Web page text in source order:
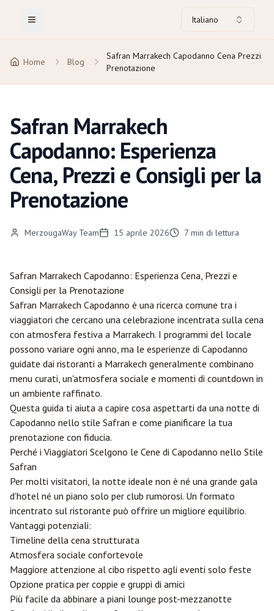
Toggle Menu Italiano
Home Blog
Safran Marrakech Capodanno Cena Prezzi
Prenotazione
Safran Marrakech
Capodanno: Esperienza
Cena, Prezzi e Consigli per la
Prenotazione
MerzougaWay Team 15 aprile 2026 7 min di lettura
Safran Marrakech Capodanno: Esperienza Cena, Prezzi e
Consigli per la Prenotazione
Safran Marrakech Capodanno è una ricerca comune tra i
viaggiatori che cercano una celebrazione incentrata sulla cena
con atmosfera festiva a Marrakech. I programmi del locale
possono variare ogni anno, ma le esperienze di Capodanno
guidate dai ristoranti a Marrakech generalmente combinano
menu curati, un'atmosfera sociale e momenti di countdown in
un ambiente raffinato.
Questa guida ti aiuta a capire cosa aspettarti da una notte di
Capodanno nello stile Safran e come pianificare la tua
prenotazione con fiducia.
Perché i Viaggiatori Scelgono le Cene di Capodanno nello Stile
Safran
Per molti visitatori, la notte ideale non è né una grande gala
d'hotel né un piano solo per club rumorosi. Un formato
incentrato sul ristorante può offrire un migliore equilibrio.
Vantaggi potenziali:
Timeline della cena strutturata
Atmosfera sociale confortevole
Maggiore attenzione al cibo rispetto agli eventi solo feste
Opzione pratica per coppie e gruppi di amici
Più facile da abbinare a piani lounge post-mezzanotte